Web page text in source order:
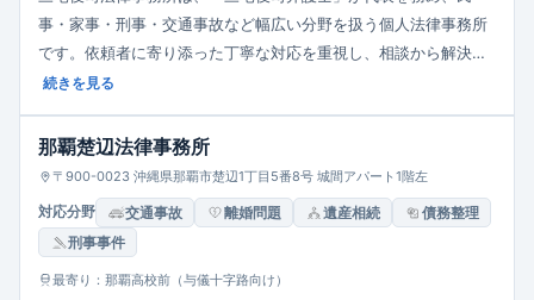
事・家事・刑事・交通事故など幅広い分野を扱う個人法律事務所
です。依頼者に寄り添った丁寧な対応を重視し、相談から解決ま
でを一貫してサポート。地域の方々が抱える法律的な悩みに対し
決策を提案することをモットーとしています。
続きを見る
那覇楚辺法律事務所
〒900-0023 沖縄県那覇市楚辺1丁目5番8号 城間アパート1階左
対応分野 交通事故 離婚問題 遺産相続
債務整理
刑事事件
最寄り：那覇高校前（与儀十字路向け）